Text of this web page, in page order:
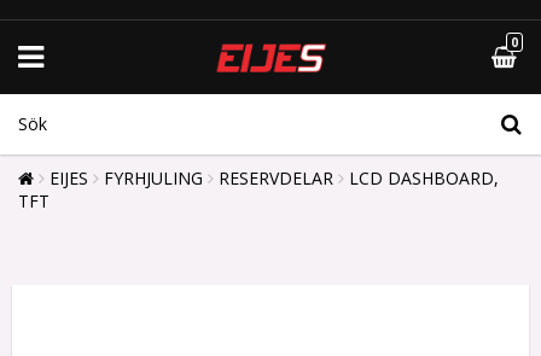
0
EIJES FYRHJULING RESERVDELAR
LCD DASHBOARD,
TFT